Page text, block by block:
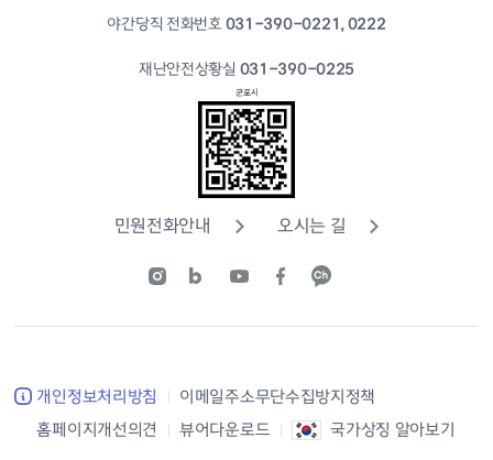
야간당직 전화번호031-390-0221, 0222
재난안전상황실 031-390-0225
민원전화안내 오시는 길
개인정보처리방침
이메일주소무단수집방지정책
홈페이지개선의견
뷰어다운로드 국가상징 알아보기